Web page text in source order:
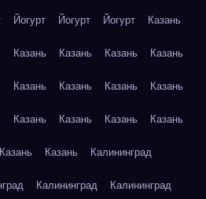
Йогурт Йогурт Йогурт Казань
Казань Казань Казань Казань
Казань Казань Казань Казань
Казань Казань Казань Казань
Казань Казань Калининград
Калининград Калининград